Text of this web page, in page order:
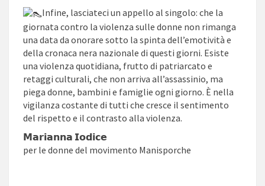
Infine, lasciateci un appello al singolo: che la
giornata contro la violenza sulle donne non rimanga
una data da onorare sotto la spinta dell’emotività e
della cronaca nera nazionale di questi giorni. Esiste
una violenza quotidiana, frutto di patriarcato e
retaggi culturali, che non arriva all’assassinio, ma
piega donne, bambini e famiglie ogni giorno. È nella
vigilanza costante di tutti che cresce il sentimento
del rispetto e il contrasto alla violenza.
𝗠𝗮𝗿𝗶𝗮𝗻𝗻𝗮 𝗜𝗼𝗱𝗶𝗰𝗲
per le donne del movimento Manisporche